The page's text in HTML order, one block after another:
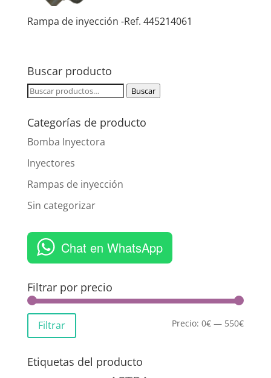
Rampa de inyección -Ref. 445214061
Buscar producto
Buscar
Buscar
Categorías de producto
Bomba Inyectora
Inyectores
Rampas de inyección
Sin categorizar
Chat en WhatsApp
Filtrar por precio
Filtrar Precio:0€ — 550€
Etiquetas del producto